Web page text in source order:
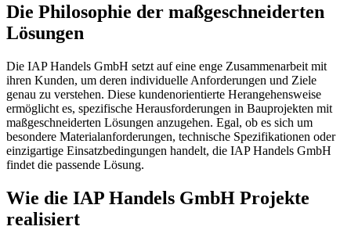
Die Philosophie der maßgeschneiderten
Lösungen
Die IAP Handels GmbH setzt auf eine enge Zusammenarbeit mit
ihren Kunden, um deren individuelle Anforderungen und Ziele
genau zu verstehen. Diese kundenorientierte Herangehensweise
ermöglicht es, spezifische Herausforderungen in Bauprojekten mit
maßgeschneiderten Lösungen anzugehen. Egal, ob es sich um
besondere Materialanforderungen, technische Spezifikationen oder
einzigartige Einsatzbedingungen handelt, die IAP Handels GmbH
findet die passende Lösung.
Wie die IAP Handels GmbH Projekte
realisiert